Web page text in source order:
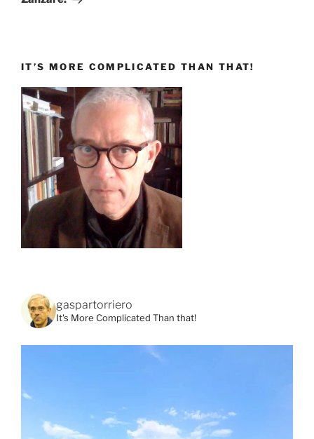
IT’S MORE COMPLICATED THAN THAT!
gaspartorriero
It's More Complicated Than that!